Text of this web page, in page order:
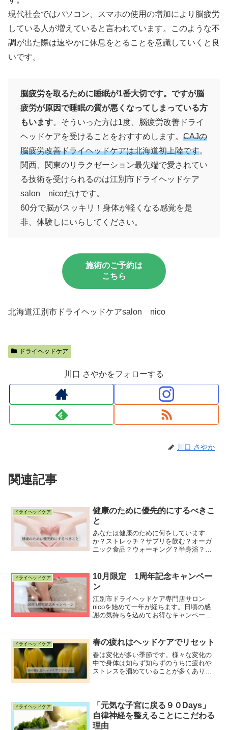
現代社会ではパソコン、スマホの使用の増加により脳疲労
している人が増えていると言われています。このような不
調が出た際は速やかに休息をとることを意識していくと良
いです。
脳疲労を取るために睡眠が1番大切です。ですが脳
疲労が原因で睡眠の質が悪くなってしまっている方
もいます。そういった方は1度、脳疲労改善ドライ
ヘッドケアを受けることをおすすめします。 CAJの
脳疲労改善ドライヘッドケアは北海道初上陸です。
関西、関東のリラクゼーション最先端で愛されてい
る技術を受けられるのは江別市ドライヘッドケア
salon nicoだけです。
60分で脳がスッキリ！身体が軽くなる感覚を是
非、体験しにいらしてください。
施術のご予約は
こちら
北海道江別市ドライヘッドケアsalon nico
ドライヘッドケア
川口 さやかをフォローする
川口 さやか
関連記事
ドライヘッドケア
健康のために優先的にするべきこ
と
あなたは健康のために何をしています
か？ストレッチ？サプリを飲む？オーガ
ニック食品？ウォーキング？半身浴？水
効率よく不調を改善していくことができ
ます！健康のために優先的に...
ドライヘッドケア
10月限定 1周年記念キャンペー
ン
江別市ドライヘッドケア専門店サロン
nicoを始めて一年が経ちます。日頃の感
謝の気持ちを込めてお得なキャンペーン
ドライヘッドケア 春の疲れはヘッドケアでリセット
春は変化が多い季節です。様々な変化の
中で身体は知らず知らずのうちに疲れや
ストレスを溜めていることが多くありま
ドライヘッドケア
「元気な子宮に戻る９０Days」
自律神経を整えることにこだわる
理由